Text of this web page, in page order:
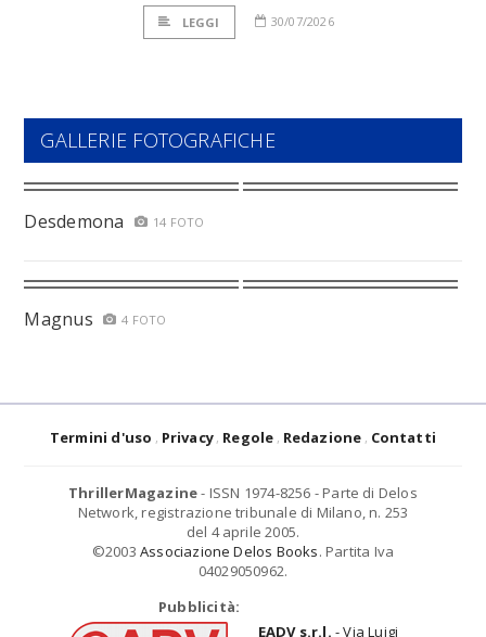
LEGGI 30/07/2026
GALLERIE FOTOGRAFICHE
Desdemona 14 FOTO
Magnus 4 FOTO
Termini d'uso Privacy Regole Redazione Contatti
ThrillerMagazine- ISSN 1974-8256 - Parte di Delos
Network, registrazione tribunale di Milano, n. 253
del 4 aprile 2005.
©2003 Associazione Delos Books. Partita Iva
04029050962.
Pubblicità:
EADV s.r.l. - Via Luigi